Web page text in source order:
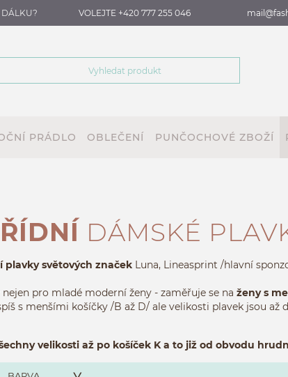
DÁLKU? VOLEJTE +420 777 255 046
PRÁDLO OBLEČENÍ PUNČOCHOVÉ ZBOŽÍ
DÁMSKÉ
plavky světových značekLuna, Lineasprint /hlavní
pro mladé moderní ženy - zaměřuje se na ženy s
s menšími košíčky /B až D/ ale velikosti plavek jsou až
velikosti až po košíček K a to již od obvodu